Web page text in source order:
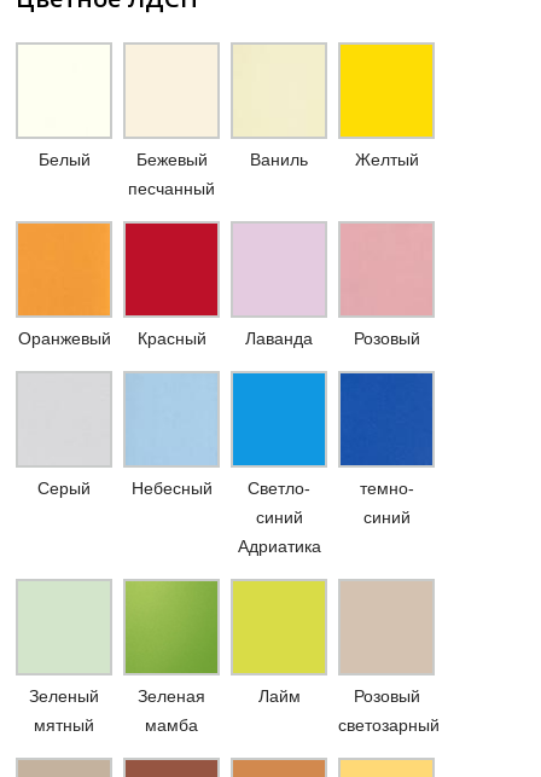
Белый
Бежевый
песчанный
Ваниль Желтый
Оранжевый Красный Лаванда Розовый
Серый Небесный
Светло-
синий
Адриатика
темно-
синий
Зеленый
мятный
Зеленая
мамба
Лайм
Розовый
светозарный